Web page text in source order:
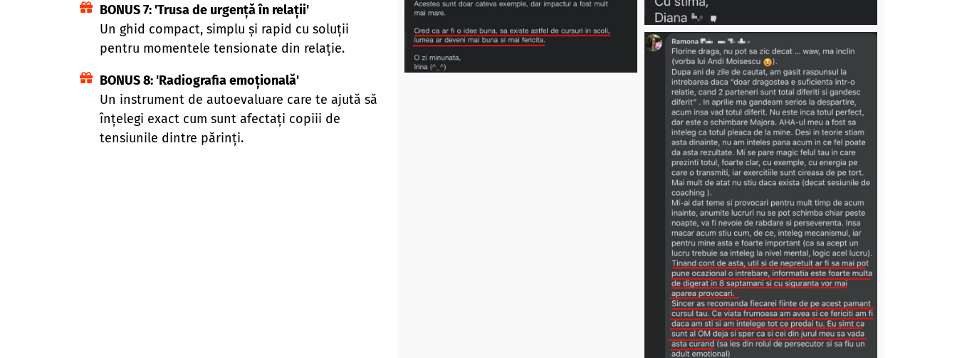
BONUS 7: 'Trusa de urgență în relații'
Un ghid compact, simplu și rapid cu soluții
pentru momentele tensionate din relație.
BONUS 8: 'Radiografia emoțională'
Un instrument de autoevaluare care te ajută să
înțelegi exact cum sunt afectați copiii de
tensiunile dintre părinți.